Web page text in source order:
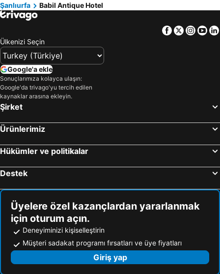
Şanlıurfa
Babil Antique Hotel
Facebook
Twitter
Ülkenizi Seçin
Google'a ekle
Sonuçlarımıza kolayca ulaşın:
Google'da trivago'yu tercih edilen
kaynaklar arasına ekleyin.
Şirket
Ürünlerimiz
Hükümler ve politikalar
Destek
Üyelere özel kazançlardan yararlanmak
için oturum açın.
Deneyiminizi kişiselleştirin
Müşteri sadakat programı fırsatları ve üye fiyatları
Giriş yap